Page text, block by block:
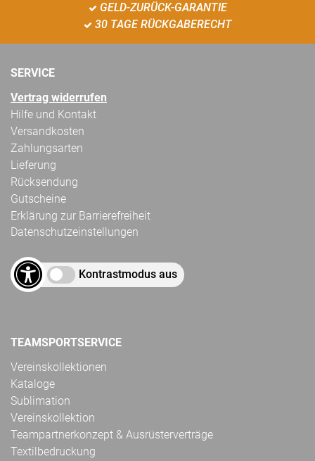
GELD-ZURÜCK-GARANTIE
30 TAGE RÜCKGABERECHT
SERVICE
Vertrag widerrufen
Hilfe und Kontakt
Versandkosten
Zahlungsarten
Lieferung
Rücksendung
Gutscheine
Erklärung zur Barrierefreiheit
Datenschutzeinstellungen
Kontrastmodus aus
TEAMSPORTSERVICE
Vereinskollektionen
Kataloge
Sublimation
Vereinskollektion
Teampartnerkonzept & Ausrüsterverträge
Textilbedruckung